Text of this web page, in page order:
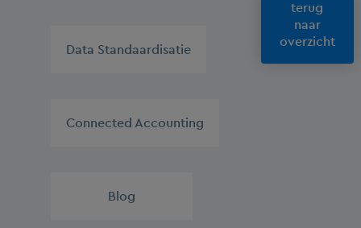
Data Standaardisatie
Connected Accounting
Blog
terug
naar
overzicht